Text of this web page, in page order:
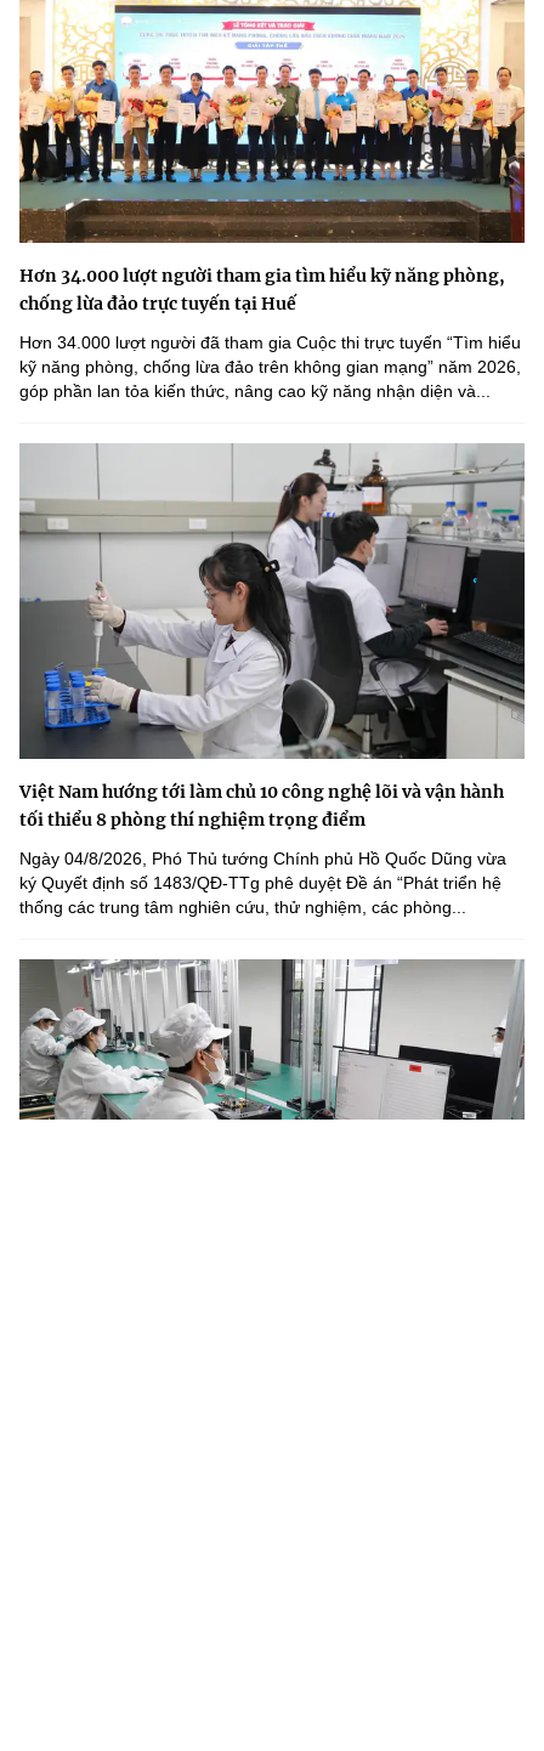
Hơn 34.000 lượt người tham gia tìm hiểu kỹ năng phòng,
chống lừa đảo trực tuyến tại Huế
Hơn 34.000 lượt người đã tham gia Cuộc thi trực tuyến “Tìm hiểu
kỹ năng phòng, chống lừa đảo trên không gian mạng” năm 2026,
góp phần lan tỏa kiến thức, nâng cao kỹ năng nhận diện và...
Việt Nam hướng tới làm chủ 10 công nghệ lõi và vận hành
tối thiểu 8 phòng thí nghiệm trọng điểm
Ngày 04/8/2026, Phó Thủ tướng Chính phủ Hồ Quốc Dũng vừa
ký Quyết định số 1483/QĐ-TTg phê duyệt Đề án “Phát triển hệ
thống các trung tâm nghiên cứu, thử nghiệm, các phòng...